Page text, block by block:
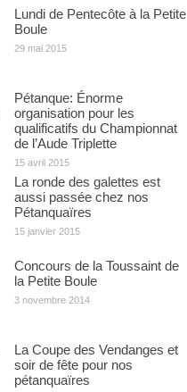
Lundi de Pentecôte à la Petite
Boule
29 mai 2015
Pétanque: Énorme
organisation pour les
qualificatifs du Championnat
de l’Aude Triplette
15 avril 2015
La ronde des galettes est
aussi passée chez nos
Pétanquaïres
15 janvier 2015
Concours de la Toussaint de
la Petite Boule
3 novembre 2014
La Coupe des Vendanges et
soir de fête pour nos
pétanquaïres